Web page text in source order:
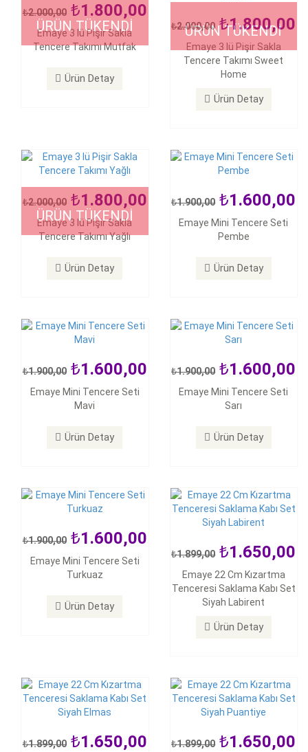
ÜRÜN TÜKENDİ
2.000,00 1.800,00
Emaye 3 lü Pişir Sakla
Tencere Takımı Mutfak
Ürün Detay
ÜRÜN TÜKENDİ
2.000,00 1.800,00
Emaye 3 lü Pişir Sakla
Tencere Takımı Sweet
Home
Ürün Detay
ÜRÜN TÜKENDİ
2.000,00 1.800,00
Emaye 3 lü Pişir Sakla
Tencere Takımı Yağlı
Ürün Detay
1.800,00
Emaye 3 lü Pişir Sakla
1.900,00 1.600,00
Emaye Mini Tencere Seti
Pembe
Ürün Detay
1.900,00 1.600,00
Emaye Mini Tencere Seti
1.900,00 1.600,00
Emaye Mini Tencere Seti
Mavi
Ürün Detay
1.900,00 1.600,00
Emaye Mini Tencere Seti
1.900,00 1.600,00
Emaye Mini Tencere Seti
Sarı
Ürün Detay
1.900,00 1.600,00
1.900,00 1.600,00
Emaye Mini Tencere Seti
Turkuaz
Ürün Detay
1.900,00 1.600,00
1.899,00 1.650,00
Emaye 22 Cm Kızartma
Tenceresi Saklama Kabı Set
Siyah Labirent
Ürün Detay
1.899,00 1.650,00
Emaye 22 Cm Kızartma
Siyah Labirent
1.899,00 1.650,00
1.650,00
Tenceresi Saklama Kabı Set
1.899,00 1.650,00
1.899,00 1.650,00
Emaye 22 Cm Kızartma
Tenceresi Saklama Kabı Set
Siyah Puantiye